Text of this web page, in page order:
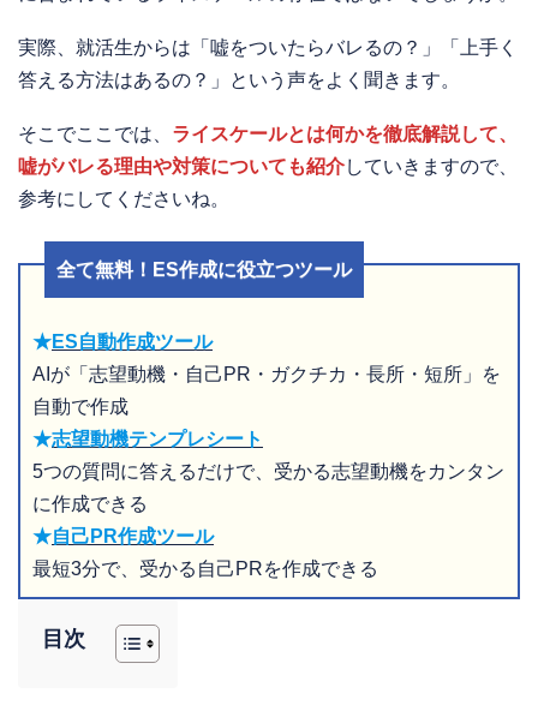
実際、就活生からは「嘘をついたらバレるの？」「上手く
答える方法はあるの？」という声をよく聞きます。
そこでここでは、 ライスケールとは何かを徹底解説して、
嘘がバレる理由や対策についても紹介していきますので、
参考にしてくださいね。
全て無料！ES作成に役立つツール
★ES自動作成ツール
AIが「志望動機・自己PR・ガクチカ・長所・短所」を
自動で作成
★志望動機テンプレシート
5つの質問に答えるだけで、受かる志望動機をカンタン
に作成できる
★自己PR作成ツール
最短3分で、受かる自己PRを作成できる
目次